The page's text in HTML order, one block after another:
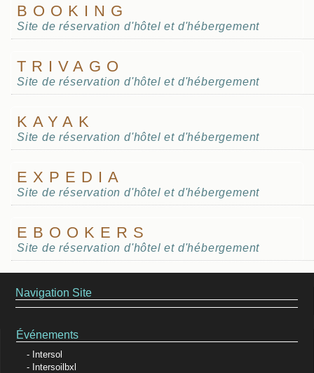
BOOKING
Site de réservation d'hôtel et d'hébergement
TRIVAGO
Site de réservation d'hôtel et d'hébergement
KAYAK
Site de réservation d'hôtel et d'hébergement
EXPEDIA
Site de réservation d'hôtel et d'hébergement
EBOOKERS
Site de réservation d'hôtel et d'hébergement
Navigation Site
Événements
Intersol
Intersoilbxl